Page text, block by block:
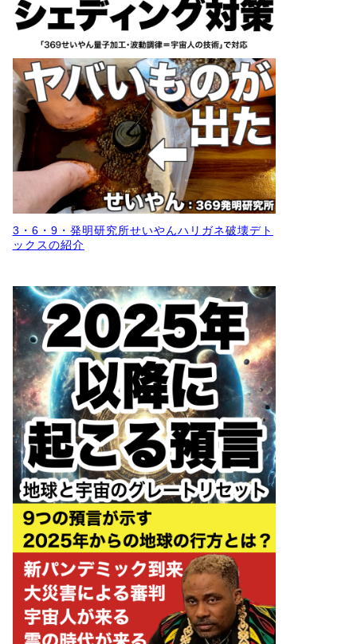
3・6・9・発明研究所せいやんハリガネ破壊デト
ックスの紹介